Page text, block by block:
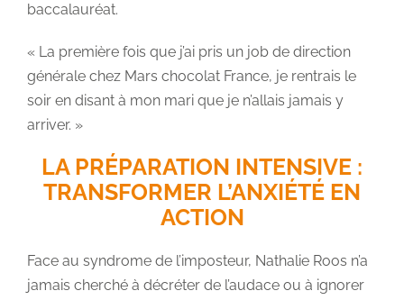
baccalauréat.
« La première fois que j’ai pris un job de direction
générale chez Mars chocolat France, je rentrais le
soir en disant à mon mari que je n’allais jamais y
arriver. »
LA PRÉPARATION INTENSIVE :
TRANSFORMER L’ANXIÉTÉ EN
ACTION
Face au syndrome de l’imposteur, Nathalie Roos n’a
jamais cherché à décréter de l’audace ou à ignorer